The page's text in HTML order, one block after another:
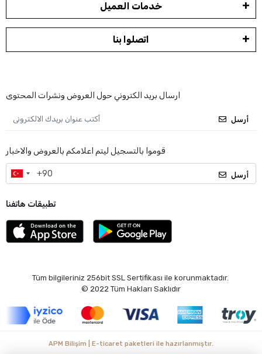
خدمات العميل
اتصلوا بنا
ارسال بريد الكتروني حول العروض ونشرات المحتوى
أرسل
قوموا بالتسجيل ليتم اعلامكم بالعروض والاخبار
أرسل
تطبيقات هاتفنا
Tüm bilgileriniz 256bit SSL Sertifikası ile korunmaktadır.
© 2022 Tüm Hakları Saklıdır
APM Bilişim | E-ticaret paketleri ile hazırlanmıştır.